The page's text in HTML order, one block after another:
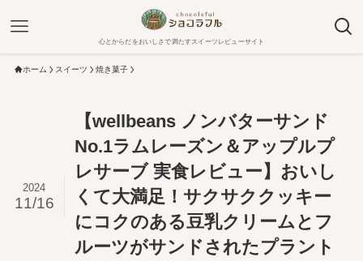
心とからだをおいしさで満たすスイーツレビューサイト
ホーム スイーツ 焼き菓子
【wellbeans ノンバターサンド
No.1ラムレーズン＆アップルプ
レサーブ 実食レビュー】おいし
くて大満足！サクサククッキー
にコクのある豆乳クリームとフ
ルーツがサンドされたプラント
2024
11/16